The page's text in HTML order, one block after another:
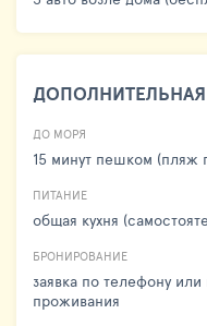
ДО МОРЯ
15 минут пешком (пляж
ПИТАНИЕ
общая кухня
БРОНИРОВАНИЕ
заявка по телефону
проживания